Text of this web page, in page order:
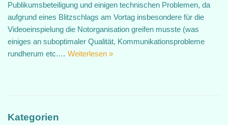
Publikumsbeteiligung und einigen technischen Problemen, da
aufgrund eines Blitzschlags am Vortag insbesondere für die
Videoeinspielung die Notorganisation greifen musste (was
einiges an suboptimaler Qualität, Kommunikationsprobleme
rundherum etc.… Weiterlesen »
Kategorien